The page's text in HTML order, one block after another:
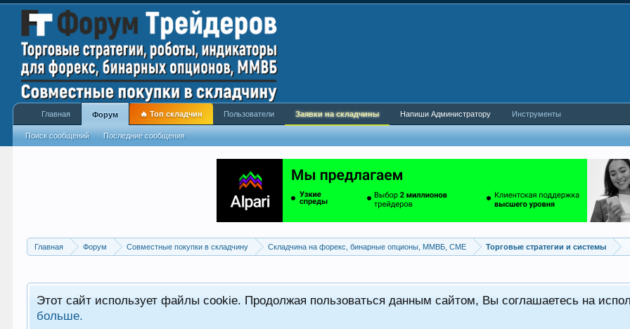
Главная Форум Совместные покупки в складчину Складчина на форекс, бинарные опционы, ММВБ, CME Торговые стратегии и системы
Этот сайт использует файлы cookie. Продолжая пользоваться данным сайтом, Вы соглашаетесь на
больше.
Главная Форум
Поиск сообщений Последние сообщения
🔥 Топ складчин Пользователи Заявки на складчины Напиши Администратору Инструменты